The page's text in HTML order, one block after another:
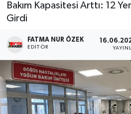
Bakım Kapasitesi Arttı: 12
Girdi
FATMA NUR ÖZEK
EDITÖR
Ekonomi
Magazin
Etkinlikler